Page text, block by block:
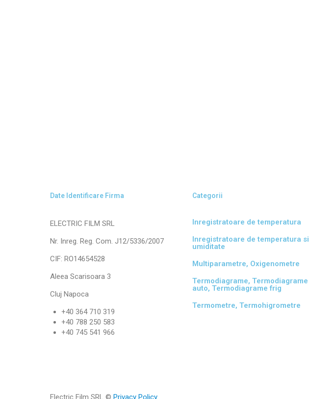
Date Identificare Firma
ELECTRIC FILM SRL
Nr. Inreg. Reg. Com. J12/5336/2007
CIF: RO14654528
Aleea Scarisoara 3
Cluj Napoca
+40 364 710 319
+40 788 250 583
+40 745 541 966
Categorii
Inregistratoare de temperatura
Inregistratoare de temperatura si
umiditate
Multiparametre, Oxigenometre
Termodiagrame, Termodiagrame
auto, Termodiagrame frig
Termometre, Termohigrometre
Electric Film SRL © Privacy Policy.